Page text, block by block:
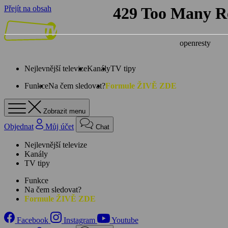
Přejít na obsah
Nejlevnější televizeKanályTV tipy
FunkceNa čem sledovat?Formule ŽIVĚ ZDE
Zobrazit menu
Objednat Můj účet Chat
Nejlevnější televize
Kanály
TV tipy
Funkce
Na čem sledovat?
Formule ŽIVĚ ZDE
Facebook Instagram
Youtube